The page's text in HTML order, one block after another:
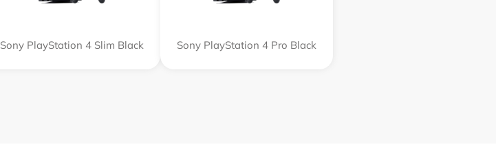
Sony PlayStation 4 Slim Black Sony PlayStation 4 Pro Black